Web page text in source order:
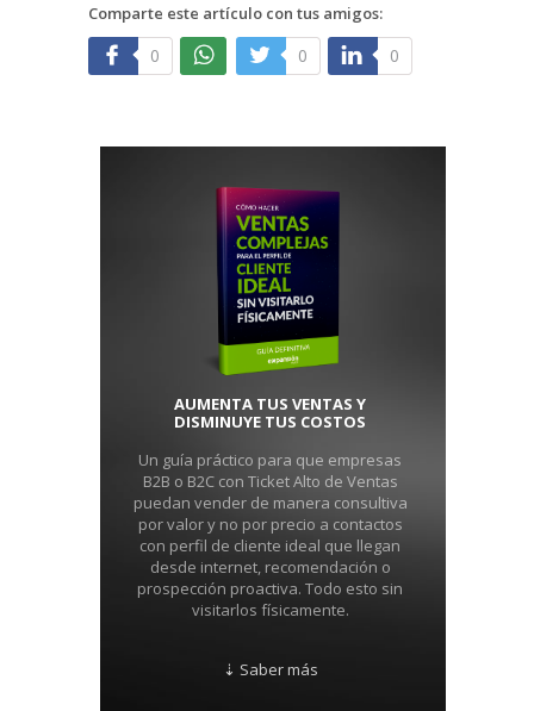
Comparte este artículo con tus amigos:
0 0 0
AUMENTA TUS VENTAS Y
DISMINUYE TUS COSTOS
Un guía práctico para que empresas
B2B o B2C con Ticket Alto de Ventas
puedan vender de manera consultiva
por valor y no por precio a contactos
con perfil de cliente ideal que llegan
desde internet, recomendación o
prospección proactiva. Todo esto sin
visitarlos físicamente.
⇣ Saber más